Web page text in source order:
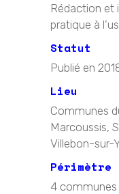
Rédaction et
pratique à
Statut
Publié en
Lieu
Communes
Marcoussis,
Villebon-sur-
4